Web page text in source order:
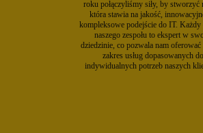
roku połączyliśmy siły, by stworzyć
która stawia na jakość,
kompleksowe podejście do IT. Każdy
naszego zespołu to ekspert w
dziedzinie, co pozwala nam oferować
zakres usług dopasowanych do
indywidualnych potrzeb naszych